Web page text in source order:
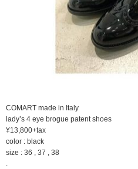
COMART made in Italy
lady’s 4 eye brogue patent shoes
¥13,800+tax
color : black
size : 36 , 37 , 38
.